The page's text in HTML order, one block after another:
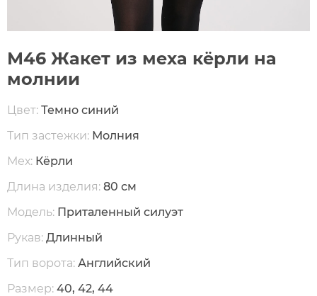
М46 Жакет из меха кёрли на
молнии
Цвет: Темно синий
Тип застежки: Молния
Мех: Кёрли
Длина изделия: 80 см
Модель: Приталенный силуэт
Рукав: Длинный
Тип ворота: Английский
Размер: 40, 42, 44